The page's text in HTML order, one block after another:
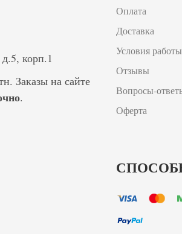
корп.1
Заказы на сайте
.
Оплата
Доставка
Условия работы
Отзывы
Вопросы-
Оферта